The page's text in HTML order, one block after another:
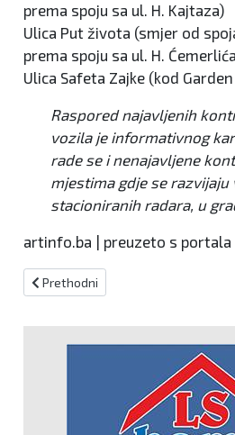
prema spoju sa ul. H. Kajtaza)
Ulica Put života (smjer od
prema spoju sa ul. H.
Ulica Safeta Zajke (kod
Raspored najavljenih
vozila je informativnog
rade se i nenajavljene
mjestima gdje se razvijaju
stacioniranih radara, u
artinfo.ba | preuzeto s portala
Prethodni članak: U BiH oblačno s
Prethodni